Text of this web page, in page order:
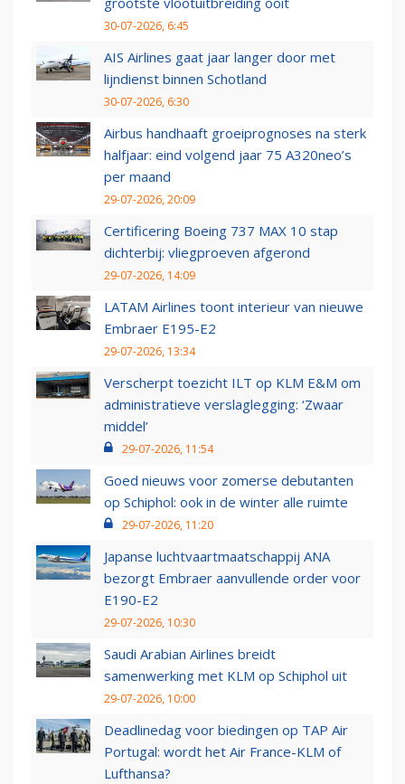
30-07-2026, 6:45
AIS Airlines gaat jaar langer door met
lijndienst binnen Schotland
30-07-2026, 6:30
Airbus handhaaft groeiprognoses na sterk
halfjaar: eind volgend jaar 75 A320neo’s
per maand
29-07-2026, 20:09
Certificering Boeing 737 MAX 10 stap
dichterbij: vliegproeven afgerond
29-07-2026, 14:09
LATAM Airlines toont interieur van nieuwe
Embraer E195-E2
29-07-2026, 13:34
Verscherpt toezicht ILT op KLM E&M om
administratieve verslaglegging: ‘Zwaar
middel’
29-07-2026, 11:54
Goed nieuws voor zomerse debutanten
op Schiphol: ook in de winter alle ruimte
29-07-2026, 11:20
Japanse luchtvaartmaatschappij ANA
bezorgt Embraer aanvullende order voor
E190-E2
29-07-2026, 10:30
Saudi Arabian Airlines breidt
samenwerking met KLM op Schiphol uit
29-07-2026, 10:00
Deadlinedag voor biedingen op TAP Air
Portugal: wordt het Air France-KLM of
Lufthansa?